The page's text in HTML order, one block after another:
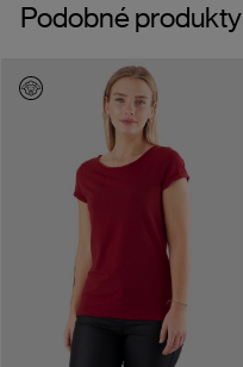
Podobné produkty